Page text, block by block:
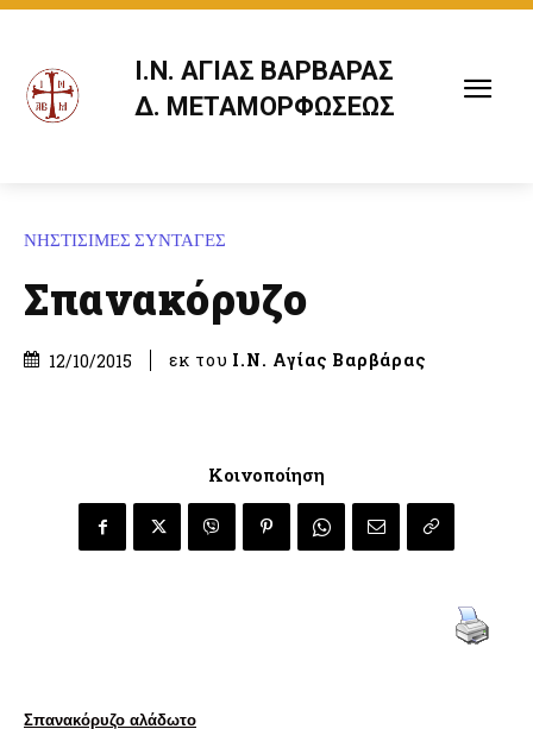
Ι.Ν. ΑΓΙΑΣ ΒΑΡΒΑΡΑΣ
Δ. ΜΕΤΑΜΟΡΦΩΣΕΩΣ
ΝΗΣΤΙΣΙΜΕΣ ΣΥΝΤΑΓΕΣ
Σπανακόρυζο
12/10/2015 εκ του Ι.Ν. Αγίας Βαρβάρας
Κοινοποίηση
Σπανακόρυζο αλάδωτο